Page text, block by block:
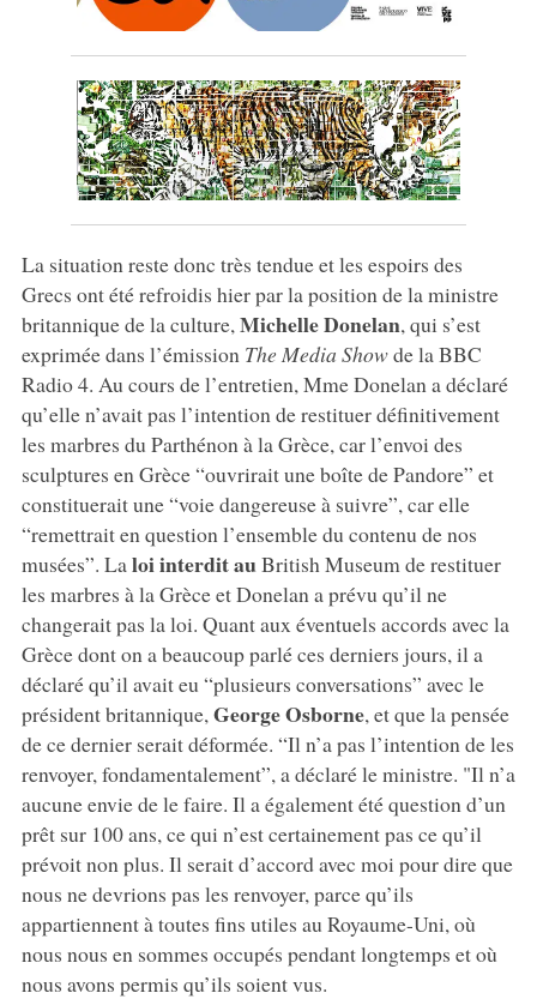
La situation reste donc très tendue et les espoirs des
Grecs ont été refroidis hier par la position de la ministre
britannique de la culture, Michelle Donelan, qui s’est
exprimée dans l’émission The Media Showde la BBC
Radio 4. Au cours de l’entretien, Mme Donelan a déclaré
qu’elle n’avait pas l’intention de restituer définitivement
les marbres du Parthénon à la Grèce, car l’envoi des
sculptures en Grèce “ouvrirait une boîte de Pandore” et
constituerait une “voie dangereuse à suivre”, car elle
“remettrait en question l’ensemble du contenu de nos
musées”. La loi interdit auBritish Museum de restituer
les marbres à la Grèce et Donelan a prévu qu’il ne
changerait pas la loi. Quant aux éventuels accords avec la
Grèce dont on a beaucoup parlé ces derniers jours, il a
déclaré qu’il avait eu “plusieurs conversations” avec le
président britannique, George Osborne, et que la pensée
de ce dernier serait déformée. “Il n’a pas l’intention de les
renvoyer, fondamentalement”, a déclaré le ministre. "Il n’a
aucune envie de le faire. Il a également été question d’un
prêt sur 100 ans, ce qui n’est certainement pas ce qu’il
prévoit non plus. Il serait d’accord avec moi pour dire que
nous ne devrions pas les renvoyer, parce qu’ils
appartiennent à toutes fins utiles au Royaume-Uni, où
nous nous en sommes occupés pendant longtemps et où
nous avons permis qu’ils soient vus.